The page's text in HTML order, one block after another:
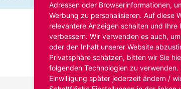
Adressen oder Browserinformationen,
Werbung zu personalisieren. Auf diese
relevantere Anzeigen schalten und Ihre
verbessern. Wir verwenden es auch,
oder den Inhalt unserer Website
Privatsphäre schätzen, bitten wir Sie
folgenden Technologien zu verwenden.
Einwilligung später jederzeit ändern /